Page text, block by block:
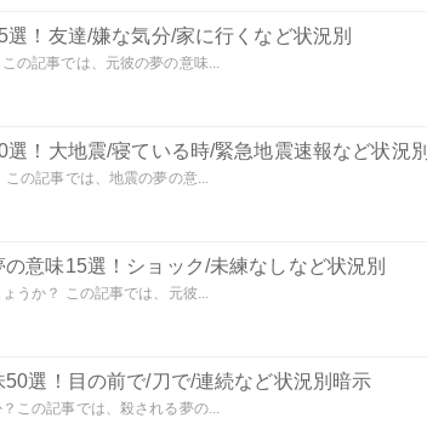
選！友達/嫌な気分/家に行くなど状況別
の記事では、元彼の夢の意味...
選！大地震/寝ている時/緊急地震速報など状況別
の記事では、地震の夢の意...
の意味15選！ショック/未練なしなど状況別
うか？ この記事では、元彼...
50選！目の前で/刀で/連続など状況別暗示
この記事では、殺される夢の...